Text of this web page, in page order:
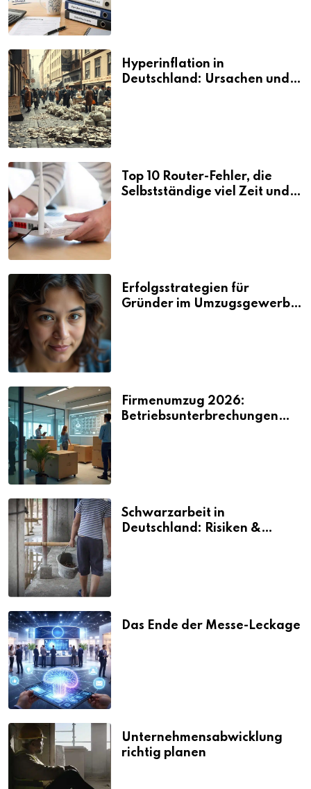
Hyperinflation in
Deutschland: Ursachen und
Top 10 Router-Fehler, die
Selbstständige viel Zeit und
Erfolgsstrategien für
Gründer im Umzugsgewerbe
Firmenumzug 2026:
Betriebsunterbrechungen
Schwarzarbeit in
Deutschland: Risiken &
Das Ende der Messe-Leckage
Unternehmensabwicklung
richtig planen